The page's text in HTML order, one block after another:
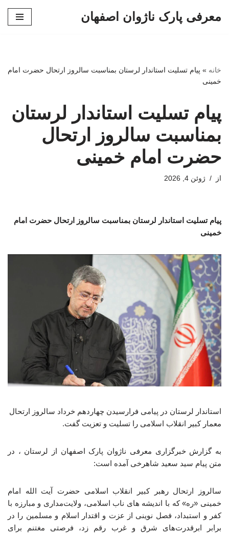
معرفی پارک ناژوان اصفهان
خانه » پیام تسلیت استاندار لرستان بمناسبت سالروز ارتحال حضرت امام
خمینی
پیام تسلیت استاندار لرستان
بمناسبت سالروز ارتحال
حضرت امام خمینی
از ژوئن 4, 2026
پیام تسلیت استاندار لرستان بمناسبت سالروز ارتحال حضرت امام
خمینی
استاندار لرستان در پیامی فرارسیدن چهاردهم خرداد سالروز ارتحال
معمار کبیر انقلاب اسلامی را تسلیت و تعزیت گفت.
به گزارش خبرگزاری معرفی ناژوان پارک اصفهان از لرستان ، در
متن پیام سید سعید شاهرخی آمده است:
سالروز ارتحال رهبر کبیر انقلاب اسلامی حضرت آیت الله امام
خمینی «ره» که با اندیشه های ناب اسلامی، ولایت‌مداری و مبارزه با
کفر و استبداد، فصل نوینی از عزت و اقتدار اسلام و مسلمین را در
برابر ابرقدرت‌های شرق و غرب رقم زد، فرصتی مغتنم برای